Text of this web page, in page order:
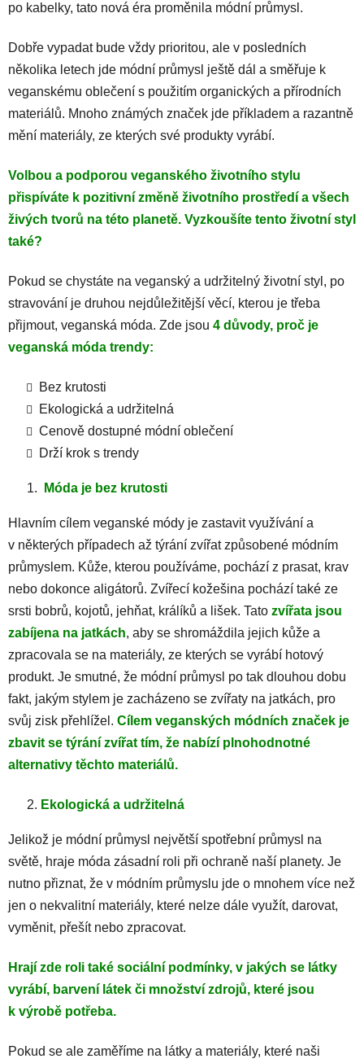
po kabelky, tato nová éra proměnila módní průmysl.
Dobře vypadat bude vždy prioritou, ale v posledních
několika letech jde módní průmysl ještě dál a směřuje k
veganskému oblečení s použitím organických a přírodních
materiálů. Mnoho známých značek jde příkladem a razantně
mění materiály, ze kterých své produkty vyrábí.
Volbou a podporou veganského životního stylu
přispíváte k pozitivní změně životního prostředí a všech
živých tvorů na této planetě. Vyzkoušíte tento životní styl
také?
Pokud se chystáte na veganský a udržitelný životní styl, po
stravování je druhou nejdůležitější věcí, kterou je třeba
přijmout, veganská móda. Zde jsou 4 důvody, proč je
veganská móda trendy:
Bez krutosti
Ekologická a udržitelná
Cenově dostupné módní oblečení
Drží krok s trendy
Móda je bez krutosti
Hlavním cílem veganské módy je zastavit využívání a
v některých případech až týrání zvířat způsobené módním
průmyslem. Kůže, kterou používáme, pochází z prasat, krav
nebo dokonce aligátorů. Zvířecí kožešina pochází také ze
srsti bobrů, kojotů, jehňat, králíků a lišek. Tato zvířata jsou
zabíjena na jatkách, aby se shromáždila jejich kůže a
zpracovala se na materiály, ze kterých se vyrábí hotový
produkt. Je smutné, že módní průmysl po tak dlouhou dobu
fakt, jakým stylem je zacházeno se zvířaty na jatkách, pro
svůj zisk přehlížel. Cílem veganských módních značek je
zbavit se týrání zvířat tím, že nabízí plnohodnotné
alternativy těchto materiálů.
Ekologická a udržitelná
Jelikož je módní průmysl největší spotřební průmysl na
světě, hraje móda zásadní roli při ochraně naší planety. Je
nutno přiznat, že v módním průmyslu jde o mnohem více než
jen o nekvalitní materiály, které nelze dále využít, darovat,
vyměnit, přešít nebo zpracovat.
Hrají zde roli také sociální podmínky, v jakých se látky
vyrábí, barvení látek či množství zdrojů, které jsou
k výrobě potřeba.
Pokud se ale zaměříme na látky a materiály, které naši